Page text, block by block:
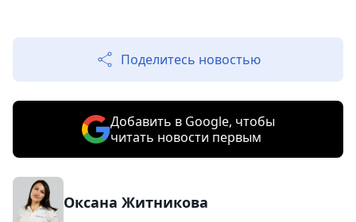
Поделитесь новостью
Добавить в Google, чтобы
читать новости первым
Оксана Житникова